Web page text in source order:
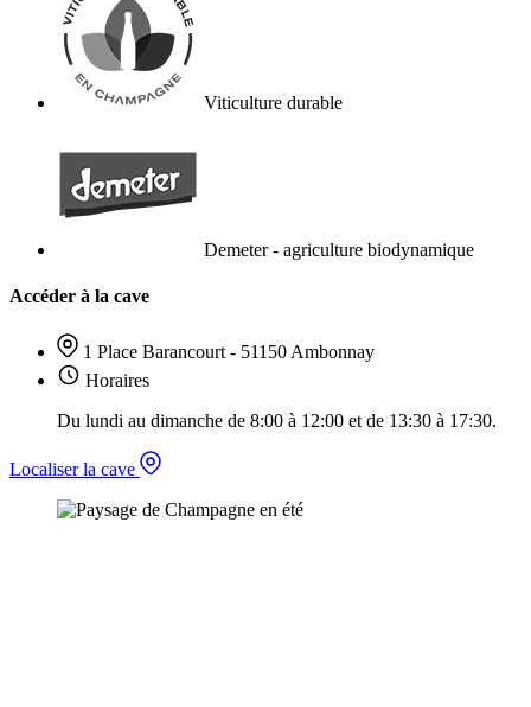
Viticulture durable
Demeter - agriculture biodynamique
Accéder à la cave
1 Place Barancourt - 51150 Ambonnay
Horaires
Du lundi au dimanche de 8:00 à 12:00 et de 13:30 à 17:30.
Localiser la cave